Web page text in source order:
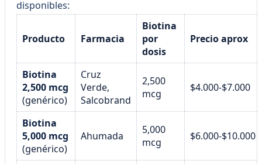
disponibles:
Producto Farmacia
Biotina
por
dosis
Precio aprox
Biotina
2,500 mcg
(genérico)
Cruz
Verde,
Salcobrand
2,500
mcg
$4.000-$7.000
Biotina
5,000 mcg
(genérico)
Ahumada
5,000
mcg
$6.000-$10.000